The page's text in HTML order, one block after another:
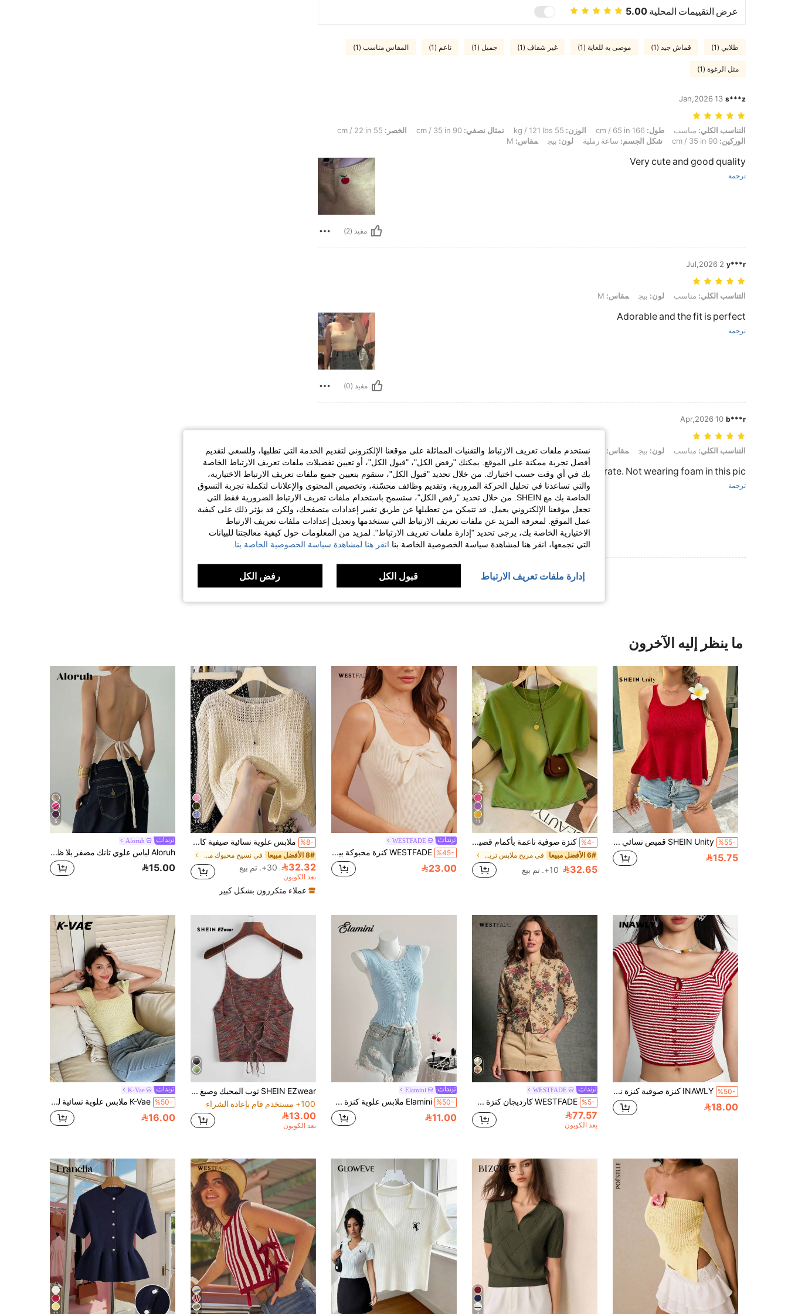
عرض التقييمات المحلية 5.00
طلابي (1) قماش جيد (1) موصى به للغاية (1) غير شفاف (1) جميل (1) ناعم (1) المقاس مناسب (1)
مثل الرغوة (1)
s***z
13 Jan,2026
التناسب الكلي: مناسب, طول: 166 cm / 65 in, الوزن: 55 kg / 121 lbs, تمثال نصفي: 90 cm / 35 in, الخصر: 55 cm / 22 in, الوركين: 90 cm / 35 in, شكل الجسم: ساعة رملية, لون: بيج, مقاس: M
التناسب الكلي: مناسب طول: الوزن: تمثال نصفي: الخصر:
الوركين:
شكل الجسم: ساعة رملية لون: بيج مقاس:
Very cute and good quality
ترجمة
مفيد (2)
y***r
2 Jul,2026
التناسب الكلي: مناسب, لون: بيج, مقاس: M
التناسب الكلي: مناسب لون: بيج مقاس:
Adorable and the fit is perfect
ترجمة
مفيد (0)
b***r
10 Apr,2026
التناسب الكلي: مناسب, لون: بيج, مقاس: S
التناسب الكلي: مناسب لون: بيج مقاس:
My measurements are accurate. Not wearing foam in this pic
ترجمة
مفيد (0)
عرض المزيد من المراجعات
ما ينظر إليه الآخرون
%55- SHEIN Unity قميص نسائي أكمام بدون كم رقبة على شكل حرف U من الخياطة المنسوجة غير المنتظمة السبل، اللون الأحمر، للربيع والصيف
15.75
11
%4- كنزة صوفية ناعمة بأكمام قصيرة، ملابس علوية أنيقة بسيطة بتصميم نحيف. قماش صوف حريري جليدي، قابل للتنفس وصديق للبشرة. تصميم رقبة دائرية كلاسيكي، متعدد الاستخدامات للربيع/الصيف، كاجوال، التنقل، الترفيه، المواعدة، الحفلات والعطلات. ملابس علوية للخروج
6# الأفضل مبيعا في مريح ملابس تريكو نسائية
32.65 10+. تم بيع
WESTFADE
%45- WESTFADE كنزة محبوكة بياقة على شكل وتر، بأمام متقاطع عليه فيونكة لطيفة، لارتداء الصيف بالشاطئ والعطلات وحفلات الغداء
23.00
14
%8- ملابس علوية نسائية صيفية كاجوال فضفاضة بلون موحد مع تفاصيل مفرغة وتصميم متدلي، شبه شفافة وخفيفة من التريكو
8# الأفضل مبيعا في نسيج محبوك ملابس تريكو نسائية
32.32 30+. تم بيع
بعد الكوبون
عملاء متكررون بشكل كبير
5
Aloruh
Aloruh لباس علوي تانك مضفر بلا ظهر وأشرطة للنساء، بلون المشمش، مناسب للعطل والإجازات
15.00
%50- INAWLY كنزة صوفية كنزة نسائية، كنزة صوفية كنزة ملونة جذابة للشارع
18.00
WESTFADE
%5- WESTFADE كارديجان كنزة صوفية بأكمام طويلة وياقة طاقم وأزرار أمامية بتصميم مريح، بنمط جاكار مزخرف بالزهور، قطعة محبوبة للخريف، الخريف والشتاء، كاجوال
77.57
بعد الكوبون
Elamini
%50- Elamini ملابس علوية كنزة مقطع مشوه بطراز Y2K، ملابس علوية كنزة صيفي للنساء
11.00
SHEIN EZwear ثوب المحيك وصبغ الفضاء ومفتوح الظهر بالرباط
100+ مستخدم قام بإعادة الشراء
13.00
بعد الكوبون
K-Vae
%50- K-Vae ملابس علوية نسائية لطيفة صفراء شالك مع أربطة ظهر محبوكة ، ملابس علوية محبوكة ضيقة ، ملابس علوية محبوكة قصيرة عملية للعطلات والخريج
16.00
نستخدم ملفات تعريف الارتباط والتقنيات المماثلة على موقعنا الإلكتروني لتقديم الخدمة التي تطلبها، وللسعي لتقديم
أفضل تجربة ممكنة على الموقع. يمكنك "رفض الكل"، "قبول الكل"، أو تعيين تفضيلات ملفات تعريف الارتباط الخاصة
بك في أي وقت حسب اختيارك. من خلال تحديد "قبول الكل"، سنقوم بتعيين جميع ملفات تعريف الارتباط الاختيارية،
والتي تساعدنا في تحليل الحركة المرورية، وتقديم وظائف محسّنة، وتخصيص المحتوى والإعلانات لتكملة تجربة التسوق
الخاصة بك مع SHEIN. من خلال تحديد "رفض الكل"، ستسمح باستخدام ملفات تعريف الارتباط الضرورية فقط التي
تجعل موقعنا الإلكتروني يعمل. قد تتمكن من تعطيلها عن طريق تغيير إعدادات متصفحك، ولكن قد يؤثر ذلك على كيفية
عمل الموقع. لمعرفة المزيد عن ملفات تعريف الارتباط التي نستخدمها وتعديل إعدادات ملفات تعريف الارتباط
الاختيارية الخاصة بك، يرجى تحديد "إدارة ملفات تعريف الارتباط". لمزيد من المعلومات حول كيفية معالجتنا للبيانات
التي نجمعها، انقر هنا لمشاهدة سياسة الخصوصية الخاصة بنا. انقر هنا لمشاهدة سياسة الخصوصية الخاصة بنا.
إدارة ملفات تعريف الارتباط قبول الكل رفض الكل